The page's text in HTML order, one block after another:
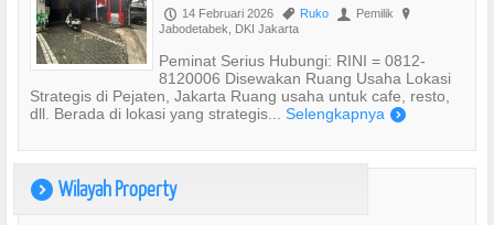
P 14 Februari 2026 , Ruko U Pemilik ?
Jabodetabek, DKI Jakarta
Peminat Serius Hubungi: RINI = 0812-
8120006 Disewakan Ruang Usaha Lokasi
Strategis di Pejaten, Jakarta Ruang usaha untuk cafe, resto,
dll. Berada di lokasi yang strategis... Selengkapnya )
) Wilayah Property